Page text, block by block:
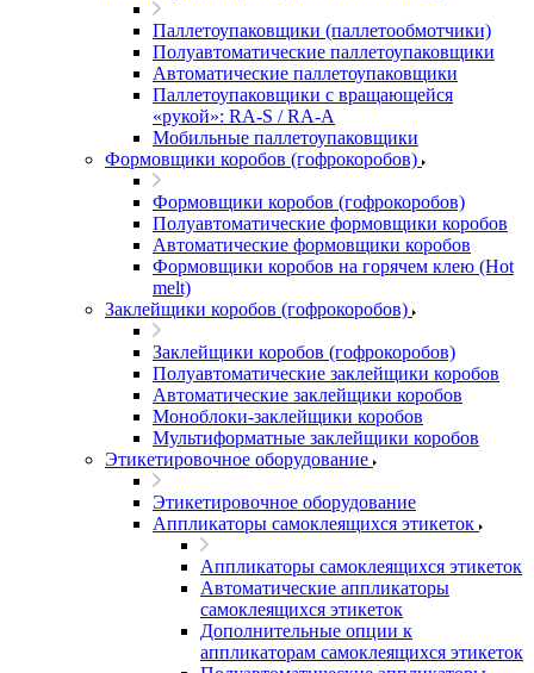
Паллетоупаковщики (паллетообмотчики)
Полуавтоматические паллетоупаковщики
Автоматические паллетоупаковщики
Паллетоупаковщики с вращающейся
«рукой»: RA-S / RA-A
Мобильные паллетоупаковщики
Формовщики коробов (гофрокоробов)
Формовщики коробов (гофрокоробов)
Полуавтоматические формовщики коробов
Автоматические формовщики коробов
Формовщики коробов на горячем клею (Hot
melt)
Заклейщики коробов (гофрокоробов)
Заклейщики коробов (гофрокоробов)
Полуавтоматические заклейщики коробов
Автоматические заклейщики коробов
Моноблоки-заклейщики коробов
Мультиформатные заклейщики коробов
Этикетировочное оборудование
Этикетировочное оборудование
Аппликаторы самоклеящихся этикеток
Аппликаторы самоклеящихся этикеток
Автоматические аппликаторы
самоклеящихся этикеток
Дополнительные опции к
аппликаторам самоклеящихся этикеток